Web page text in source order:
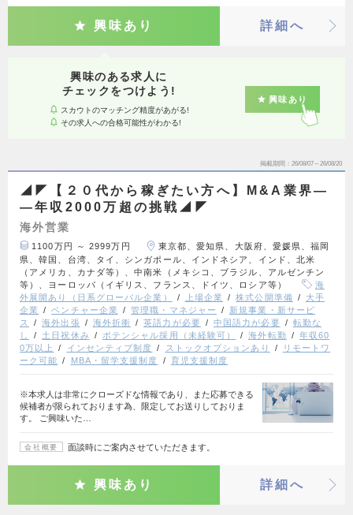
興味あり 詳細へ
興味のある求人に
チェックをつけよう!
スカウトのマッチング精度があがる!
その求人への合格可能性がわかる!
興味あり
掲載期間 26/08/07～26/08/20
◢◤【２０代から稼ぎたい方へ】M&A業界―
―年収2000万超の挑戦◢◤
海外営業
1100万円 ～ 2999万円
東京都、愛知県、大阪府、愛媛県、福岡
県、韓国、台湾、タイ、シンガポール、インドネシア、インド、北米
（アメリカ、カナダ等）、中南米（メキシコ、ブラジル、アルゼンチン
等）、ヨーロッパ（イギリス、フランス、ドイツ、ロシア等）
海
外展開あり（日系グローバル企業）
上場企業 株式公開準備
大手
企業
ベンチャー企業 管理職・マネジャー
新規事業・新サービ
ス
海外出張 海外折衝 英語力が必要 中国語力が必要
転勤な
し
土日祝休み ポテンシャル採用（未経験可） 海外転勤
年収60
0万以上
インセンティブ制度 ストックオプションあり
リモートワ
ーク可能
MBA・留学支援制度 育児支援制度
※本求人は非常にクローズドな情報であり、また応募できる
候補者が限られております為、限定してお送りしておりま
す。 ご興味いた…
会社概要 面談時にご案内させていただきます。
興味あり 詳細へ